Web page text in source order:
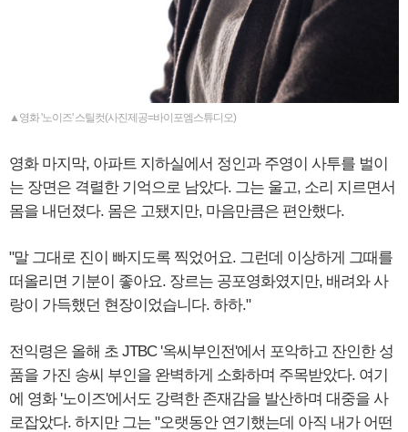
▲영화 '노이즈' 스틸컷(사진제공=바이포엠스튜디오)
영화 마지막, 아파트 지하실에서 정인과 주영이 사투를 벌이
는 장면은 격렬한 기억으로 남았다. 그는 울고, 소리 지르면서
몸을 내던졌다. 몸은 고됐지만, 마음만큼은 편안했다.
"말 그대로 진이 빠지도록 찍었어요. 그런데 이상하게 그때를
떠올리면 기분이 좋아요. 장르는 공포영화였지만, 배려와 사
랑이 가득했던 현장이었습니다. 하하."
전익령은 올해 초 JTBC '옥씨부인전'에서 포악하고 잔인한 성
품을 가진 송씨 부인을 완벽하게 소화하며 주목받았다. 여기
에 영화 '노이즈'에서도 강력한 존재감을 발산하며 대중을 사
로잡았다. 하지만 그는 "오랫동안 연기했는데 아직 내가 어떤